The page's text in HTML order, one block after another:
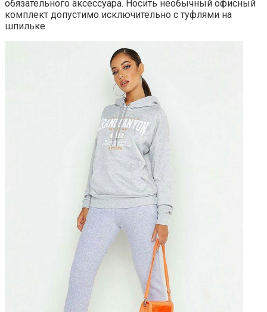
обязательного аксессуара. Носить необычный офисный
комплект допустимо исключительно с туфлями на
шпильке.